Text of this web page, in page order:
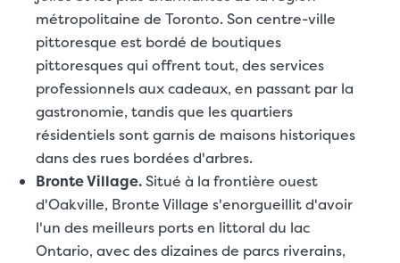
métropolitaine de Toronto. Son centre-ville
pittoresque est bordé de boutiques
pittoresques qui offrent tout, des services
professionnels aux cadeaux, en passant par la
gastronomie, tandis que les quartiers
résidentiels sont garnis de maisons historiques
dans des rues bordées d'arbres.
Bronte Village.Situé à la frontière ouest
d'Oakville, Bronte Village s'enorgueillit d'avoir
l'un des meilleurs ports en littoral du lac
Ontario, avec des dizaines de parcs riverains,